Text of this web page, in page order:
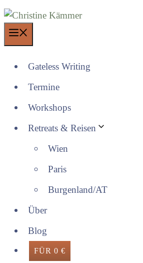
Gateless Writing
Termine
Workshops
Retreats & Reisen
Wien
Paris
Burgenland/AT
Über
Blog
FÜR 0 €